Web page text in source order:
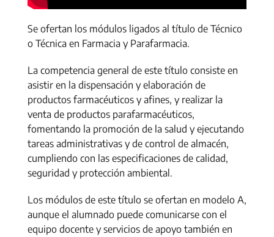
Se ofertan los módulos ligados al título de Técnico
o Técnica en Farmacia y Parafarmacia.
La competencia general de este título consiste en
asistir en la dispensación y elaboración de
productos farmacéuticos y afines, y realizar la
venta de productos parafarmacéuticos,
fomentando la promoción de la salud y ejecutando
tareas administrativas y de control de almacén,
cumpliendo con las especificaciones de calidad,
seguridad y protección ambiental.
Los módulos de este título se ofertan en modelo A,
aunque el alumnado puede comunicarse con el
equipo docente y servicios de apoyo también en